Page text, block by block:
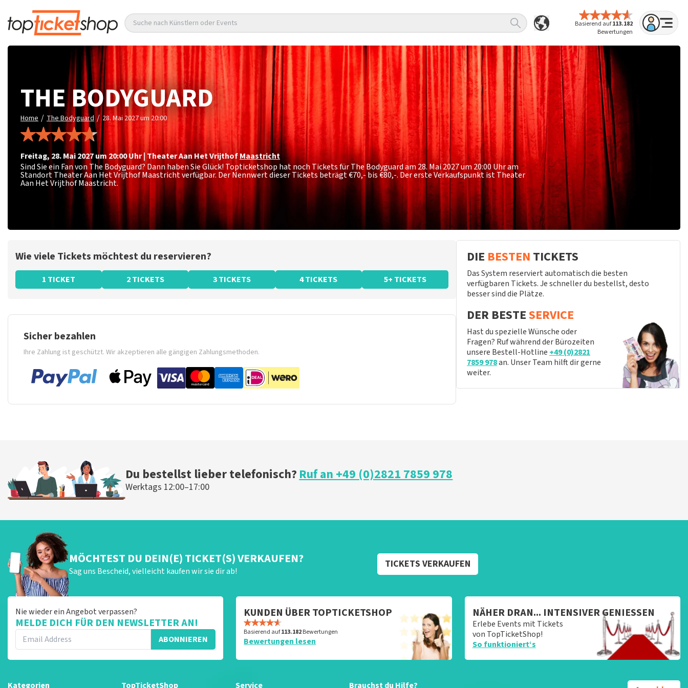
Basierend auf113.182
Bewertungen
Suche nach Künstlern oder Events
THE BODYGUARD
Home / The Bodyguard / 28. Mai 2027 um 20:00
Freitag, 28. Mai 2027 um 20:00Uhr| Theater Aan Het VrijthofMaastricht
Sind Sie ein Fan von The Bodyguard? Dann haben Sie Glück! Topticketshop hat noch Tickets für The Bodyguard am 28. Mai 2027 um 20:00 Uhr am
Standort Theater Aan Het Vrijthof Maastricht verfügbar. Der Nennwert dieser Tickets beträgt€70,- bis €80,-. Der erste Verkaufspunkt ist Theater
Aan Het Vrijthof Maastricht.
Wie viele Tickets möchtest du reservieren?
1 TICKET 2 TICKETS 3 TICKETS 4 TICKETS 5+ TICKETS
Sicher bezahlen
Ihre Zahlung ist geschützt. Wir akzeptieren alle gängigen Zahlungsmethoden.
DIE BESTEN TICKETS
Das System reserviert automatisch die besten
verfügbaren Tickets. Je schneller du bestellst, desto
besser sind die Plätze.
DER BESTESERVICE
Hast du spezielle Wünsche oder
Fragen? Ruf während der Bürozeiten
unsere Bestell-Hotline +49 (0)2821
7859 978an. Unser Team hilft dir gerne
weiter.
Du bestellst lieber telefonisch?Ruf an +49 (0)2821 7859 978
Werktags 12:00–17:00
MÖCHTEST DU DEIN(E) TICKET(S) VERKAUFEN?
Sag uns Bescheid, vielleicht kaufen wir sie dir ab!
TICKETS VERKAUFEN
Nie wieder ein Angebot verpassen?
MELDE DICH FÜR DEN NEWSLETTER AN!
ABONNIEREN
KUNDEN ÜBER TOPTICKETSHOP
Basierend auf113.182Bewertungen
Bewertungen lesen
NÄHER DRAN... INTENSIVER GENIESSEN
Erlebe Events mit Tickets
von TopTicketShop!
So funktioniert‘s
Kategorien TopTicketShop Service Brauchst du Hilfe?